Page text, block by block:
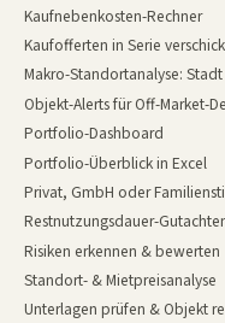
Kaufnebenkosten-Rechner
Kaufofferten in Serie
Makro-Standortanalyse:
Objekt-Alerts für Off-Market-
Portfolio-Dashboard
Portfolio-Überblick in Excel
Privat, GmbH oder
Restnutzungsdauer-
Risiken erkennen & bewerten
Standort- & Mietpreisanalyse
Unterlagen prüfen & Objekt